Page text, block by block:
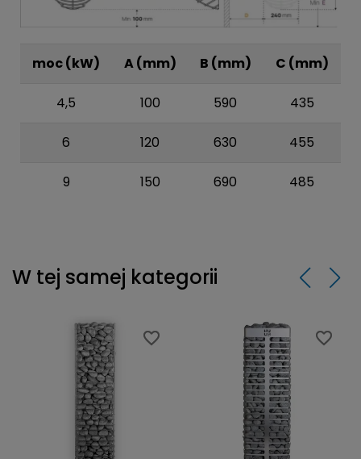
moc (kW) A (mm) B (mm) C (mm)
4,5 100 590 435
6 120 630 455
9 150 690 485
W tej samej kategorii
favorite_border
favorite_border favorite_border
favorite_border